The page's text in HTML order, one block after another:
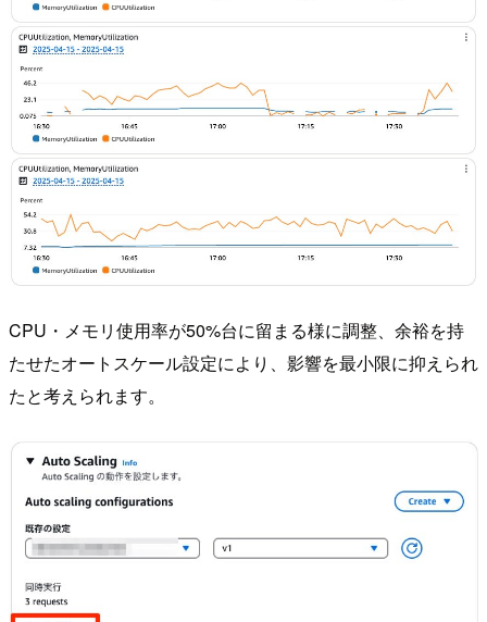
CPU・メモリ使用率が50%台に留まる様に調整、余裕を持
たせたオートスケール設定により、影響を最小限に抑えられ
たと考えられます。